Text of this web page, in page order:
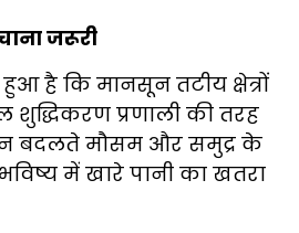
जरूरी
है कि मानसून तटीय क्षेत्रों
प्रणाली की तरह
बदलते मौसम और समुद्र के
में खारे पानी का खतरा